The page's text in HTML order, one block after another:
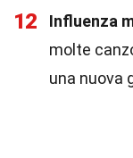
12 Influenza
molte
una nuova